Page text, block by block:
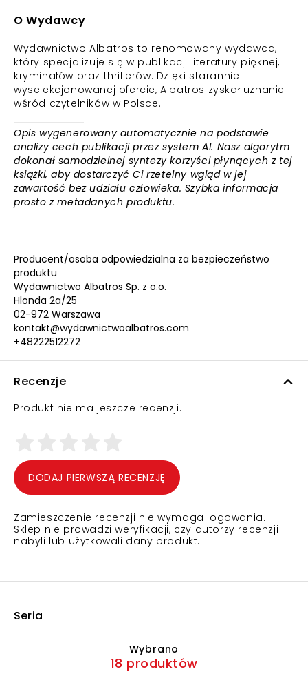
O Wydawcy
Wydawnictwo Albatros to renomowany wydawca,
który specjalizuje się w publikacji literatury pięknej,
kryminałów oraz thrillerów. Dzięki starannie
wyselekcjonowanej ofercie, Albatros zyskał uznanie
wśród czytelników w Polsce.
Opis wygenerowany automatycznie na podstawie
analizy cech publikacji przez system AI. Nasz algorytm
dokonał samodzielnej syntezy korzyści płynących z tej
książki, aby dostarczyć Ci rzetelny wgląd w jej
zawartość bez udziału człowieka. Szybka informacja
prosto z metadanych produktu.
Producent/osoba odpowiedzialna za bezpieczeństwo
produktu
Wydawnictwo Albatros Sp. z o.o.
Hlonda 2a/25
02-972 Warszawa
kontakt@wydawnictwoalbatros.com
+48222512272
Recenzje
Produkt nie ma jeszcze recenzji.
DODAJ PIERWSZĄ RECENZJĘ
Zamieszczenie recenzji nie wymaga logowania.
Sklep nie prowadzi weryfikacji, czy autorzy recenzji
nabyli lub użytkowali dany produkt.
Seria
Wybrano
18 produktów